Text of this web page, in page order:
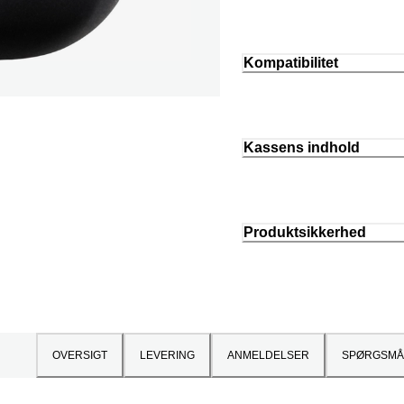
Kompatibilitet
Kassens indhold
Produktsikkerhed
OVERSIGT LEVERING ANMELDELSER